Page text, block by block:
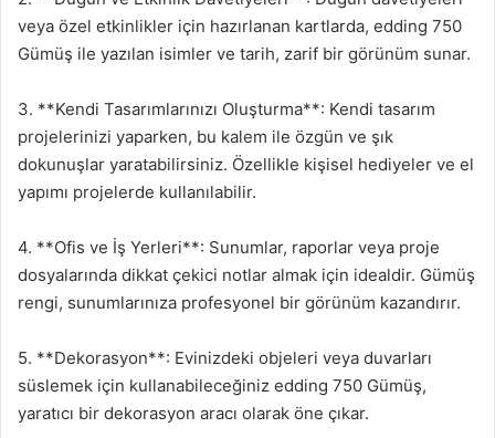
veya özel etkinlikler için hazırlanan kartlarda, edding 750
Gümüş ile yazılan isimler ve tarih, zarif bir görünüm sunar.
3. **Kendi Tasarımlarınızı Oluşturma**: Kendi tasarım
projelerinizi yaparken, bu kalem ile özgün ve şık
dokunuşlar yaratabilirsiniz. Özellikle kişisel hediyeler ve el
yapımı projelerde kullanılabilir.
4. **Ofis ve İş Yerleri**: Sunumlar, raporlar veya proje
dosyalarında dikkat çekici notlar almak için idealdir. Gümüş
rengi, sunumlarınıza profesyonel bir görünüm kazandırır.
5. **Dekorasyon**: Evinizdeki objeleri veya duvarları
süslemek için kullanabileceğiniz edding 750 Gümüş,
yaratıcı bir dekorasyon aracı olarak öne çıkar.